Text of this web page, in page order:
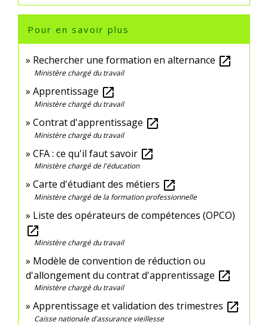
Pour en savoir plus
Rechercher une formation en alternance open_in_new
Ministère chargé du travail
Apprentissage open_in_new
Ministère chargé du travail
Contrat d'apprentissage open_in_new
Ministère chargé du travail
CFA : ce qu'il faut savoir open_in_new
Ministère chargé de l'éducation
Carte d'étudiant des métiers open_in_new
Ministère chargé de la formation professionnelle
Liste des opérateurs de compétences (OPCO)
open_in_new
Ministère chargé du travail
Modèle de convention de réduction ou
d'allongement du contrat d'apprentissage open_in_new
Ministère chargé du travail
Apprentissage et validation des trimestres open_in_new
Caisse nationale d'assurance vieillesse